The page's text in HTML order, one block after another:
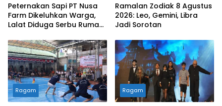
Peternakan Sapi PT Nusa
Farm Dikeluhkan Warga,
Lalat Diduga Serbu Rumah
Ramalan Zodiak 8 Agustus
2026: Leo, Gemini, Libra
Jadi Sorotan
Ragam Ragam